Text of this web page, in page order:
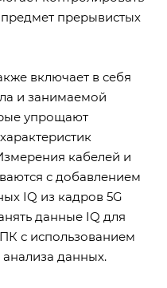
прерывистых
включает в себя
и занимаемой
упрощают
кабелей и
с добавлением
IQ из кадров 5G
данные IQ для
с использованием
данных.